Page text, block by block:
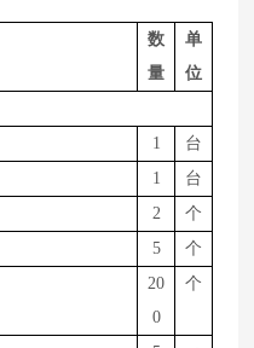
数
量
单
位
1
台
1
台
2
个
5
个
20
0
个